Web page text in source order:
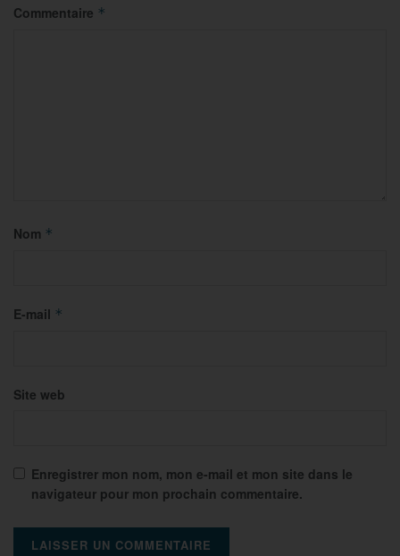
Commentaire *
Nom *
E-mail *
Site web
Enregistrer mon nom, mon e-mail et mon site dans le
navigateur pour mon prochain commentaire.